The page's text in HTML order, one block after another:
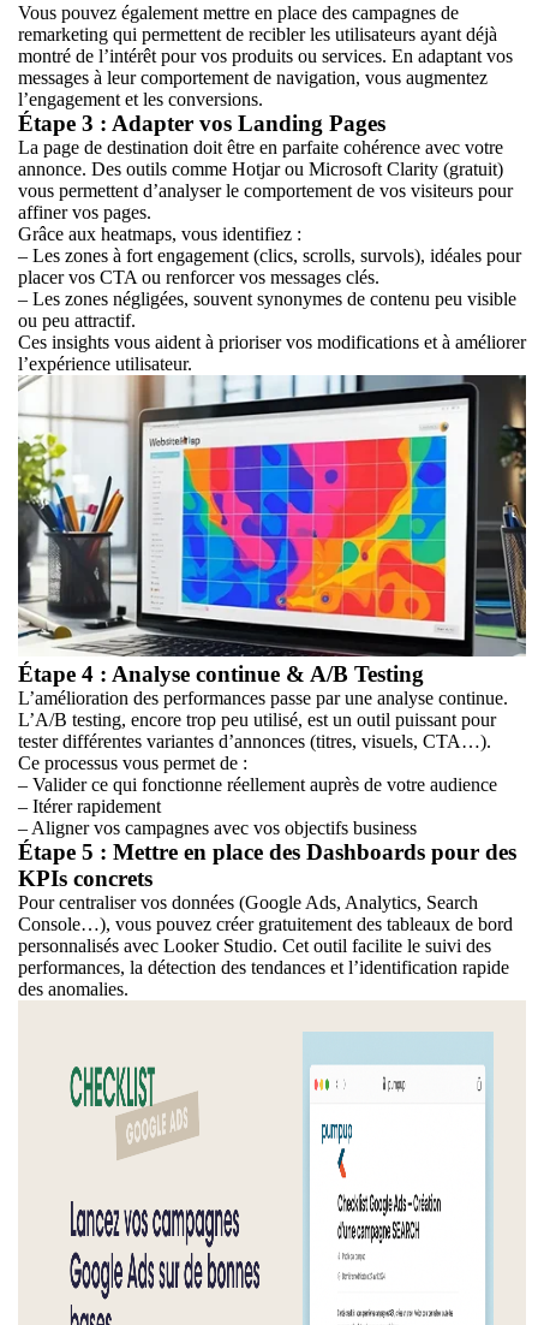
Vous pouvez également mettre en place des campagnes de
remarketing qui permettent de recibler les utilisateurs ayant déjà
montré de l’intérêt pour vos produits ou services. En adaptant vos
messages à leur comportement de navigation, vous augmentez
l’engagement et les conversions.
Étape 3 : Adapter vos Landing Pages
La page de destination doit être en parfaite cohérence avec votre
annonce. Des outils comme Hotjar ou Microsoft Clarity (gratuit)
vous permettent d’analyser le comportement de vos visiteurs pour
affiner vos pages.
Grâce aux heatmaps, vous identifiez :
– Les zones à fort engagement (clics, scrolls, survols), idéales pour
placer vos CTA ou renforcer vos messages clés.
– Les zones négligées, souvent synonymes de contenu peu visible
ou peu attractif.
Ces insights vous aident à prioriser vos modifications et à améliorer
l’expérience utilisateur.
Étape 4 : Analyse continue & A/B Testing
L’amélioration des performances passe par une analyse continue.
L’A/B testing, encore trop peu utilisé, est un outil puissant pour
tester différentes variantes d’annonces (titres, visuels, CTA…).
Ce processus vous permet de :
– Valider ce qui fonctionne réellement auprès de votre audience
– Itérer rapidement
– Aligner vos campagnes avec vos objectifs business
Étape 5 : Mettre en place des Dashboards pour des
KPIs concrets
Pour centraliser vos données (Google Ads, Analytics, Search
Console…), vous pouvez créer gratuitement des tableaux de bord
personnalisés avec Looker Studio. Cet outil facilite le suivi des
performances, la détection des tendances et l’identification rapide
des anomalies.